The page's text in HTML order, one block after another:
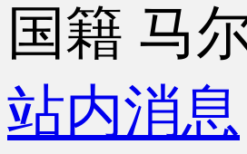
国籍 马
站内消息